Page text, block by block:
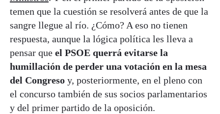
temen que la cuestión se resolverá antes de que la
sangre llegue al río. ¿Cómo? A eso no tienen
respuesta, aunque la lógica política les lleva a
pensar que el PSOE querrá evitarse la
humillación de perder una votación en la mesa
del Congreso y, posteriormente, en el pleno con
el concurso también de sus socios parlamentarios
y del primer partido de la oposición.